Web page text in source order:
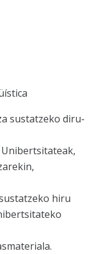
sustatzeko diru-
hiru